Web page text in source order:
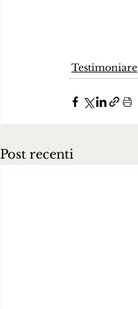
Testimoniare
Post recenti